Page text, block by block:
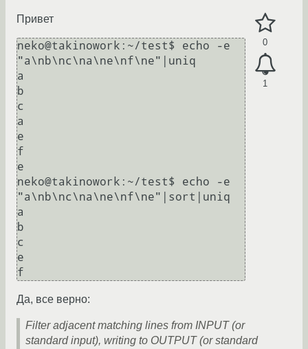
0
1
Привет
neko@takinowork:~/test$ echo -e
"a\nb\nc\na\ne\nf\ne"|uniq
a
b
c
a
e
f
e
neko@takinowork:~/test$ echo -e
"a\nb\nc\na\ne\nf\ne"|sort|uniq
a
b
c
e
Да, все верно:
Filter adjacent matching lines from INPUT (or
standard input), writing to OUTPUT (or standard